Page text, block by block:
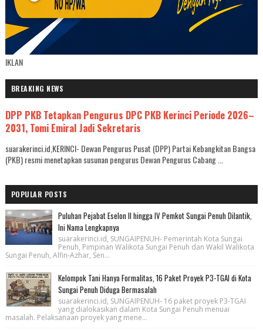
IKLAN
BREAKING NEWS
DPP PKB Tetapkan Pengurus DPC PKB Kerinci Periode 2026–
2031, Tomi Emiral Jadi Sekretaris
suarakerinci.id,KERINCI- Dewan Pengurus Pusat (DPP) Partai Kebangkitan Bangsa
(PKB) resmi menetapkan susunan pengurus Dewan Pengurus Cabang ...
POPULAR POSTS
Puluhan Pejabat Eselon II hingga IV Pemkot Sungai Penuh Dilantik,
Ini Nama Lengkapnya
suarakerinci.id, SUNGAIPENUH- Pemerintah Kota Sungai
Penuh, Pimpinan Walikota Sungai Penuh dan Wakil Walikota
Sungai Penuh, Alfin-Azhar, Sen...
Kelompok Tani Hanya Formalitas, 16 Paket Proyek P3-TGAI di Kota
Sungai Penuh Diduga Bermasalah
suarakerinci.id, SUNGAIPENUH- 16 paket proyek P3-TGAI
yang dialokasikan dalam Kota Sungai Penuh menuai
masalah. Pelaksanaan proyek yang mene...